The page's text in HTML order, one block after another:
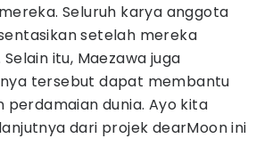
Seluruh karya anggota
setelah mereka
itu, Maezawa juga
tersebut dapat membantu
perdamaian dunia. Ayo kita
dari projek dearMoon ini